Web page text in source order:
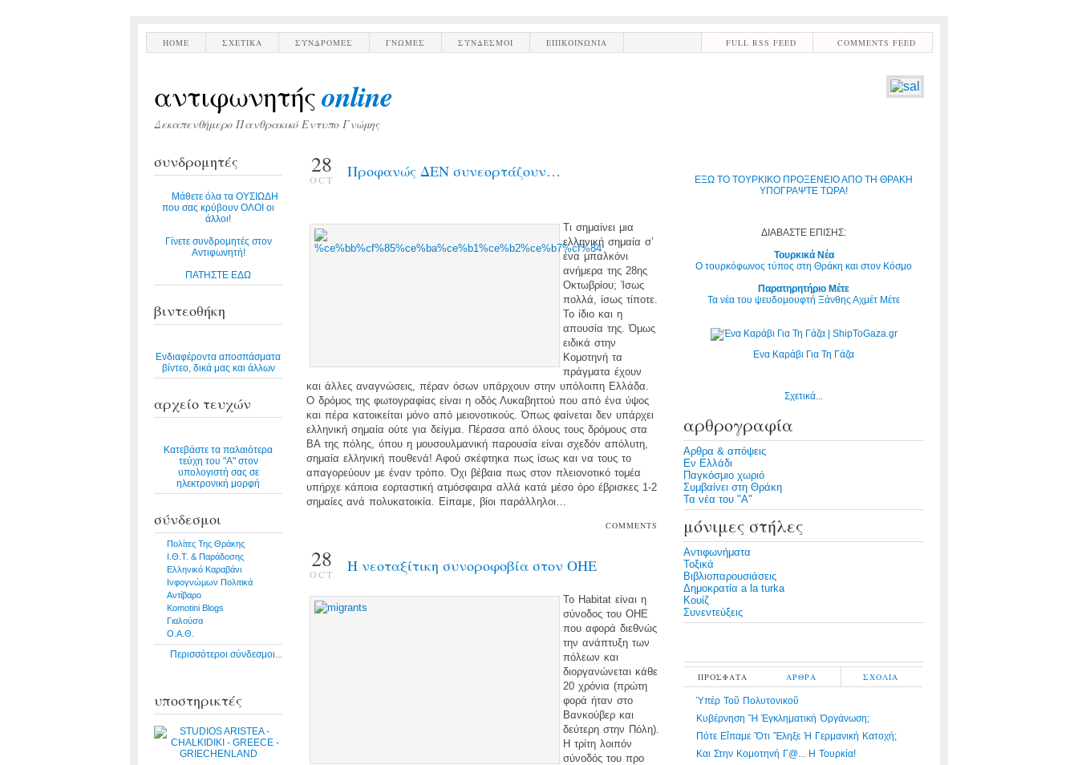
HOME ΣΧΕΤΙΚΑ ΣΥΝΔΡΟΜΕΣ ΓΝΩΜΕΣ ΣΥΝΔΕΣΜΟΙ ΕΠΙΚΟΙΝΩΝΙΑ COMMENTS FEED
FULL RSS FEED
αντιφωνητήςonline
Δεκαπενθήμερο Πανθρακικό Εντυπο Γνώμης
συνδρομητές
Μάθετε όλα τα ΟΥΣΙΩΔΗ
που σας κρύβουν ΟΛΟΙ οι
άλλοι!
Γίνετε συνδρομητές στον
Αντιφωνητή!
ΠΑΤΗΣΤΕ ΕΔΩ
βιντεοθήκη
Ενδιαφέροντα αποσπάσματα
βίντεο, δικά μας και άλλων
αρχείο τευχών
Κατεβάστε τα παλαιότερα
τεύχη του "Α" στον
υπολογιστή σας σε
ηλεκτρονική μορφή
σύνδεσμοι
Πολίτες Της Θράκης
Ι.Θ.Τ. & Παράδοσης
Ελληνικό Καραβάνι
Ινφογνώμων Πολιτικά
Αντίβαρο
Komotini Blogs
Γιαλούσα
Ο.Α.Θ.
Περισσότεροι σύνδεσμοι...
υποστηρικτές
28
OCT Προφανώς ΔΕΝ συνεορτάζουν…
Τι σημαίνει μια
ελληνική σημαία σ’
ένα μπαλκόνι
ανήμερα της 28ης
Οκτωβρίου; Ίσως
πολλά, ίσως τίποτε.
Το ίδιο και η
απουσία της. Όμως
ειδικά στην
Κομοτηνή τα
πράγματα έχουν
και άλλες αναγνώσεις, πέραν όσων υπάρχουν στην υπόλοιπη Ελλάδα.
Ο δρόμος της φωτογραφίας είναι η οδός Λυκαβηττού που από ένα ύψος
και πέρα κατοικείται μόνο από μειονοτικούς. Όπως φαίνεται δεν υπάρχει
ελληνική σημαία ούτε για δείγμα. Πέρασα από όλους τους δρόμους στα
ΒΑ της πόλης, όπου η μουσουλμανική παρουσία είναι σχεδόν απόλυτη,
σημαία ελληνική πουθενά! Αφού σκέφτηκα πως ίσως και να τους το
απαγορεύουν με έναν τρόπο. Όχι βέβαια πως στον πλειονοτικό τομέα
υπήρχε κάποια εορταστική ατμόσφαιρα αλλά κατά μέσο όρο έβρισκες 1-2
σημαίες ανά πολυκατοικία. Είπαμε, βίοι παράλληλοι…
COMMENTS
28
OCT H νεοταξίτικη συνοροφοβία στον ΟΗΕ
To Habitat είναι η
σύνοδος του ΟΗΕ
που αφορά διεθνώς
την ανάπτυξη των
πόλεων και
διοργανώνεται κάθε
20 χρόνια (πρώτη
φορά ήταν στο
Βανκούβερ και
δεύτερη στην Πόλη).
Η τρίτη λοιπόν
σύνοδός του προ
ΕΞΩ ΤΟ ΤΟΥΡΚΙΚΟ ΠΡΟΞΕΝΕΙΟ ΑΠΟ ΤΗ ΘΡΑΚΗ
ΥΠΟΓΡΑΨΤΕ ΤΩΡΑ!
ΔΙΑΒΑΣΤΕ ΕΠΙΣΗΣ:
Τουρκικά Νέα
Ο τουρκόφωνος τύπος στη Θράκη και στον Κόσμο
Παρατηρητήριο Μέτε
Τα νέα του ψευδομουφτή Ξάνθης Αχμέτ Μέτε
Ενα Καράβι Για Τη Γάζα
Σχετικά...
αρθρογραφία
Αρθρα & απόψεις
Εν Ελλάδι
Παγκόσμιο χωριό
Συμβαίνει στη Θράκη
Τα νέα του "Α"
μόνιμες στήλες
Αντιφωνήματα
Τοξικά
Βιβλιοπαρουσιάσεις
Δημοκρατία a la turka
Κουίζ
Συνεντεύξεις
ΠΡΟΣΦΑΤΑ ΑΡΘΡΑ ΣΧΟΛΙΑ
Ὑπέρ Τοῦ Πολυτονικοῦ
Κυβέρνηση Ἤ Ἐγκληματική Ὀργάνωση;
Πότε Εἴπαμε Ὅτι Ἔληξε Ἡ Γερμανική Κατοχή;
Και Στην Κομοτηνή Γ@... Η Τουρκία!